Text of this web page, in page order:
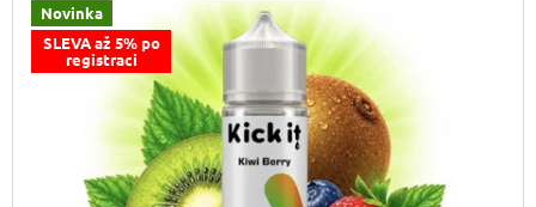
Novinka
SLEVA až 5% po
registraci